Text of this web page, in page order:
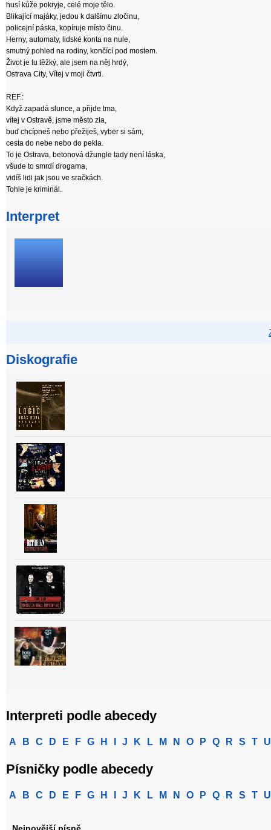
husí kůže pokryje, celé moje tělo.
Blikající majáky, jedou k dalšímu zločinu,
policejní páska, kopíruje místo činu.
Herny, automaty, lidské konta na nule,
smutný pohled na rodiny, končící pod mostem.
Život je tu těžký, ale jsem na něj hrdý,
Ostrava City, Vítej v moji čtvrti.
REF.:
Když zapadá slunce, a přijde tma,
vítej v Ostravě, jsme město zla,
buď chcípneš nebo přežiješ, vyber si sám,
cesta do nebe nebo do pekla.
To je Ostrava, betonová džungle tady není láska,
všude to smrdí drogama,
vidíš lidi jak jsou ve sračkách.
Tohle je kriminál.
Interpret
Diskografie
Interpreti podle abecedy
A B C D E F G H J K L M N O P Q R S T U
Písničky podle abecedy
A B C D E F G H J K L M N O P Q R S T U
Nejnovější písně